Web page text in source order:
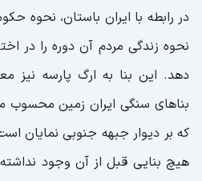
در رابطه با ایران باستان، نحوه
نحوه زندگی مردم آن دوره را در
دهد. این بنا به ارگ پارسه نیز
بناهای سنگی ایران زمین محسوب
که بر دیوار جبهه‌ جنوبی نمایان
هیچ بنایی قبل از آن وجود